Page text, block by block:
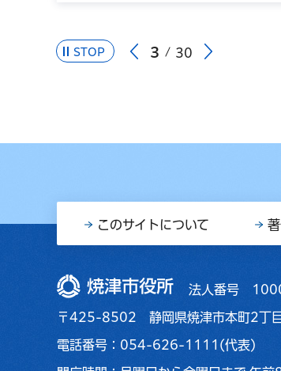
STOP 3 30
このサイトについて
焼津市役所 法人番号
〒425-8502 静岡県焼津市本町2丁
電話番号：054-626-1111(代表)